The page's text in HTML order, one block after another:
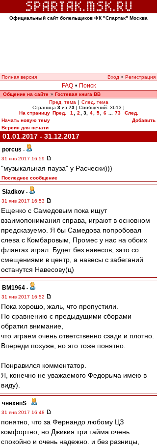
Официальный сайт болельщиков ФК "Спартак" Москва
Полная версия Вход • Регистрация
FAQ • Поиск
Общение на сайте » Гостевая книга ВВ
Пред. тема | След. тема
Страница 3 из 73 [ Сообщений: 3613 ]
На страницу Пред. 1 2 3, 4 5 6 73
След.
Начать новую тему
Добавить
Версия для печати
01.01.2017 - 31.12.2017
porcus -
31 янв 2017 16:59
"музыкальная пауза" у Расчески)))
Последнее сообщение
Sladkov -
31 янв 2017 16:53
Ещенко с Самедовым пока ищут
взаимопонимания справа, играют в основном
предсказуемо. Я бы Самедова попробовал
слева с Комбаровым, Промес у нас на обоих
флангах играл. Будет без навесов, зато со
смещениями в центр, а навесы с забеганий
останутся Навесову(ц)
BM1964 -
31 янв 2017 16:52
Пока хорошо, жаль, что пропустили.
По сравнению с предыдущими сборами
обратил внимание,
что играем очень ответственно сзади и плотно.
Впереди похуже, но это тоже понятно.
Понравился комментатор.
Я, конечно не уважаемого Федорыча имею в
виду).
чннхнпS -
31 янв 2017 16:48
понятно, что за Фернандо любому ЦЗ
комфортно, но Джикия три тайма очень
спокойно и очень надежно. и без разницы,